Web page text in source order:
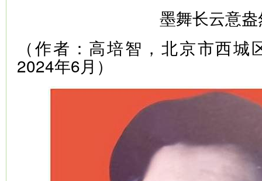
墨舞长云意
（作者：高培智，北京市西
2024年6月）